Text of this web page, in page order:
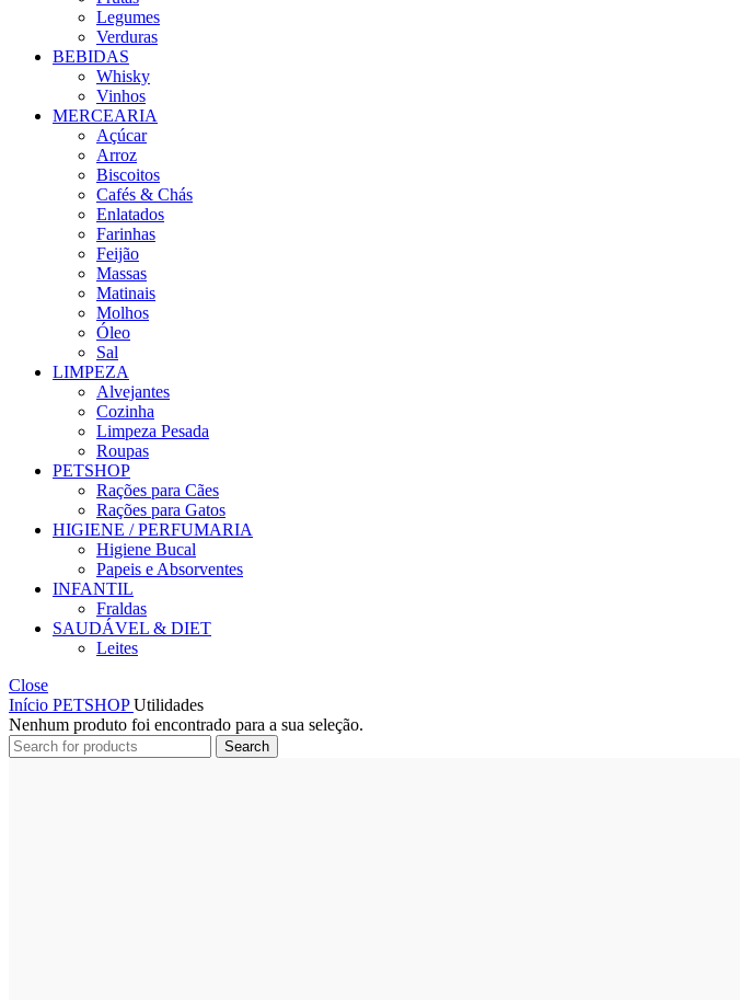
Legumes
Verduras
BEBIDAS
Whisky
Vinhos
MERCEARIA
Açúcar
Arroz
Biscoitos
Cafés & Chás
Enlatados
Farinhas
Feijão
Massas
Matinais
Molhos
Óleo
Sal
LIMPEZA
Alvejantes
Cozinha
Limpeza Pesada
Roupas
PETSHOP
Rações para Cães
Rações para Gatos
HIGIENE / PERFUMARIA
Higiene Bucal
Papeis e Absorventes
INFANTIL
Fraldas
SAUDÁVEL & DIET
Leites
Close
Início PETSHOPUtilidades
Nenhum produto foi encontrado para a sua seleção.
Search